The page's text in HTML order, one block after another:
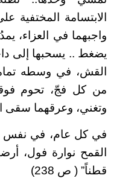
الابتسامة المختفية
واجبهما في العزاء،
يضغط .. يسحبها إلى
القش، في وسطه
من كل فجّ، تحوم
وتغني، وعرقهما سقى
في كل عام، في نفس
القمح نوارة فول،
قطناً” ( ص 238)